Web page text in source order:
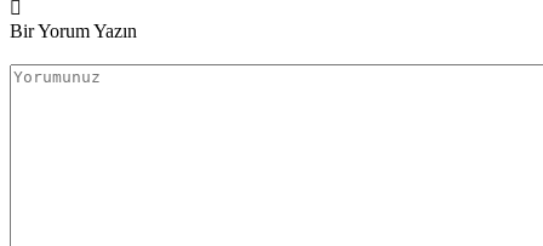
Bir Yorum Yazın